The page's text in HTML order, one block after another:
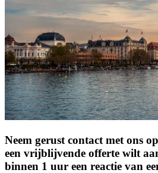
Neem gerust contact met ons
een vrijblijvende offerte wilt
binnen 1 uur een reactie van